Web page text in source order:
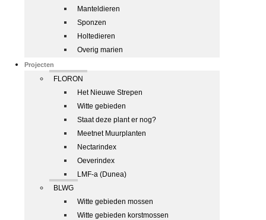
Manteldieren
Sponzen
Holtedieren
Overig marien
Projecten
FLORON
Het Nieuwe Strepen
Witte gebieden
Staat deze plant er nog?
Meetnet Muurplanten
Nectarindex
Oeverindex
LMF-a (Dunea)
BLWG
Witte gebieden mossen
Witte gebieden korstmossen